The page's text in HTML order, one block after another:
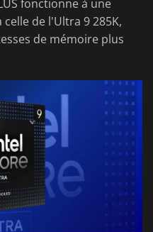
fonctionne à une
de l'Ultra 9 285K,
de mémoire plus